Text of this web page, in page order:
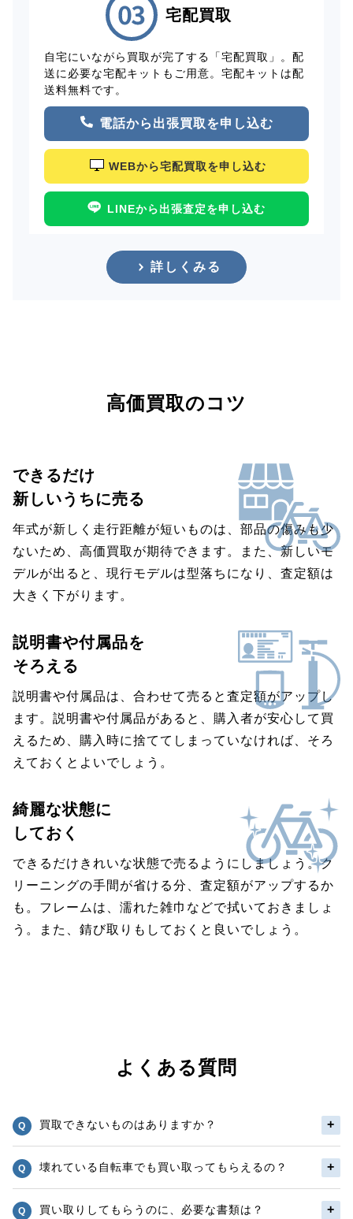
宅配買取
自宅にいながら買取が完了する「宅配買取」。配
送に必要な宅配キットもご用意。宅配キットは配
送料無料です。
電話から出張買取を申し込む
WEBから宅配買取を申し込む
LINEから出張査定を申し込む
詳しくみる
高価買取のコツ
できるだけ
新しいうちに売る
年式が新しく走行距離が短いものは、部品の傷みも少
ないため、高価買取が期待できます。また、新しいモ
デルが出ると、現行モデルは型落ちになり、査定額は
大きく下がります。
説明書や付属品を
そろえる
説明書や付属品は、合わせて売ると査定額がアップし
ます。説明書や付属品があると、購入者が安心して買
えるため、購入時に捨ててしまっていなければ、そろ
えておくとよいでしょう。
綺麗な状態に
しておく
できるだけきれいな状態で売るようにしましょう。ク
リーニングの手間が省ける分、査定額がアップするか
も。フレームは、濡れた雑巾などで拭いておきましょ
う。また、錆び取りもしておくと良いでしょう。
よくある質問
買取できないものはありますか？
壊れている自転車でも買い取ってもらえるの？
買い取りしてもらうのに、必要な書類は？